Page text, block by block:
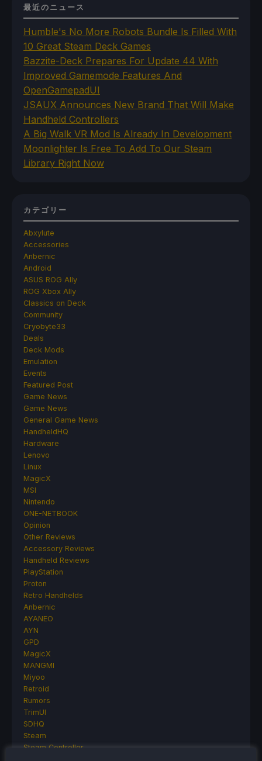
最近のニュース
Humble's No More Robots Bundle Is Filled With
10 Great Steam Deck Games
Bazzite-Deck Prepares For Update 44 With
Improved Gamemode Features And
OpenGamepadUI
JSAUX Announces New Brand That Will Make
Handheld Controllers
A Big Walk VR Mod Is Already In Development
Moonlighter Is Free To Add To Our Steam
Library Right Now
カテゴリー
Abxylute
Accessories
Anbernic
Android
ASUS ROG Ally
ROG Xbox Ally
Classics on Deck
Community
Cryobyte33
Deals
Deck Mods
Emulation
Events
Featured Post
Game News
Game News
General Game News
HandheldHQ
Hardware
Lenovo
Linux
MagicX
MSI
Nintendo
ONE-NETBOOK
Opinion
Other Reviews
Accessory Reviews
Handheld Reviews
PlayStation
Proton
Retro Handhelds
Anbernic
AYANEO
AYN
GPD
MagicX
MANGMI
Miyoo
Retroid
Rumors
TrimUI
SDHQ
Steam
Steam Controller